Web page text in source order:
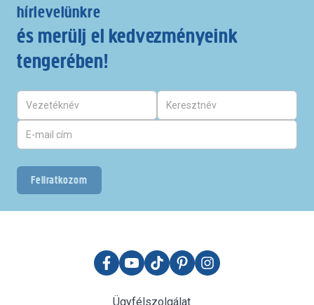
hírlevelünkre
és merülj el kedvezményeink
tengerében!
Feliratkozom
Ügyfélszolgálat